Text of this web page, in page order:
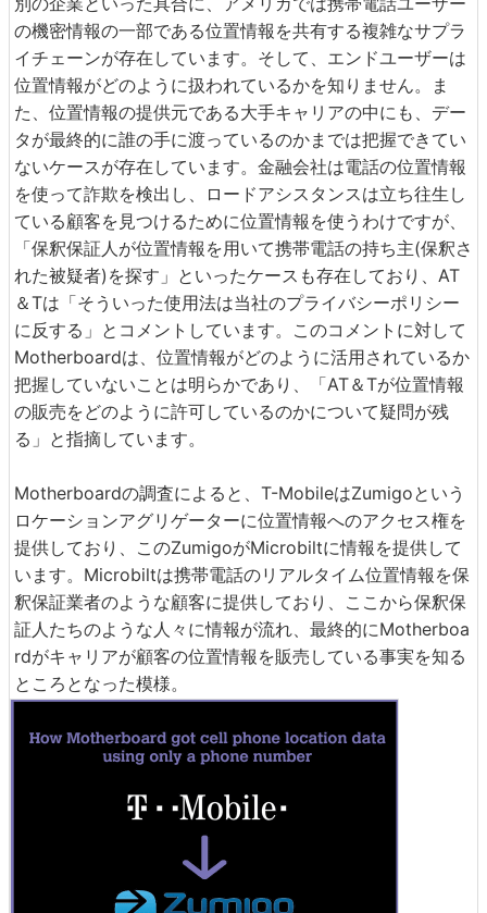
の機密情報の一部である位置情報を共有する複雑なサプラ
イチェーンが存在しています。そして、エンドユーザーは
位置情報がどのように扱われているかを知りません。ま
た、位置情報の提供元である大手キャリアの中にも、デー
タが最終的に誰の手に渡っているのかまでは把握できてい
ないケースが存在しています。金融会社は電話の位置情報
を使って詐欺を検出し、ロードアシスタンスは立ち往生し
ている顧客を見つけるために位置情報を使うわけですが、
「保釈保証人が位置情報を用いて携帯電話の持ち主(保釈さ
れた被疑者)を探す」といったケースも存在しており、AT
＆Tは「そういった使用法は当社のプライバシーポリシー
に反する」とコメントしています。このコメントに対して
Motherboardは、位置情報がどのように活用されているか
把握していないことは明らかであり、「AT＆Tが位置情報
の販売をどのように許可しているのかについて疑問が残
る」と指摘しています。
Motherboardの調査によると、T-MobileはZumigoという
ロケーションアグリゲーターに位置情報へのアクセス権を
提供しており、このZumigoがMicrobiltに情報を提供して
います。Microbiltは携帯電話のリアルタイム位置情報を保
釈保証業者のような顧客に提供しており、ここから保釈保
証人たちのような人々に情報が流れ、最終的にMotherboa
rdがキャリアが顧客の位置情報を販売している事実を知る
ところとなった模様。